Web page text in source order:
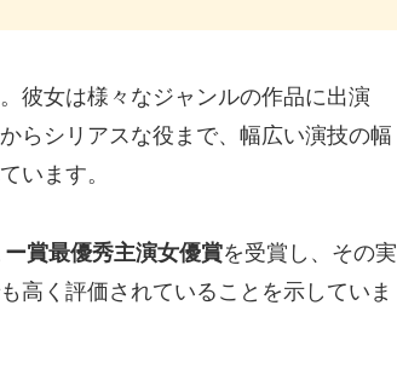
彼女は様々なジャンルの作品に出演
らシリアスな役まで、幅広い演技の幅
います。
賞最優秀主演女優賞を受賞し、その実
高く評価されていることを示していま